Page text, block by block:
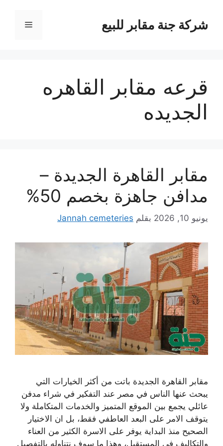
المحتوىشركة جنة مقابر للبيع القائمة
قرعه مقابر القاهره
الجديده
مقابر القاهرة الجديدة –
مدافن جاهزة بخصم 50%
يونيو 10, 2026 بقلم Jannah cemeteries
مقابر القاهرة الجديدة باتت من أكثر الخيارات التي
يبحث عنها الناس في مصر عند التفكير في شراء مدفن
عائلي يجمع بين الموقع المتميز والخدمات المتكاملة ولا
يتوقف الامر على البعد العاطفي فقط، بل ان الاختيار
الصحيح منذ البداية يوفر على الاسرة الكثير من العناء
والتكاليف في المستقبل، وهذا ما سوف نتناوله بالتفصيل